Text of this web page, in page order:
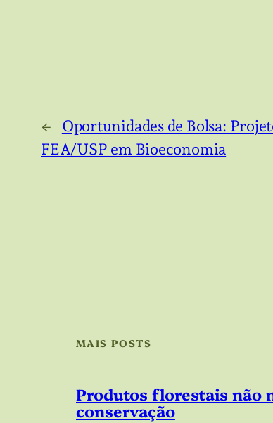
←
Oportunidades de Bolsa:
FEA/USP em Bioeconomia
MAIS POSTS
Produtos florestais não
conservação